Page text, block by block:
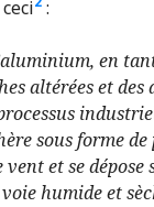
:
en
altérées et des
sous forme
vent et se dépose
humide et